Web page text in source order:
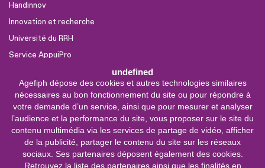
undefined
Agefiph dépose des cookies et autres technologies similaires
nécessaires au bon fonctionnement du site ou pour répondre à
votre demande d’un service, ainsi que pour mesurer et analyser
l’audience et la performance du site, vous proposer sur le site du
contenu multimédia via les services de partage de vidéo, afficher
de la publicité, partager le contenu du site sur les réseaux
sociaux. Ses partenaires déposent également des cookies.
Retrouvez la liste des partenaires ainsi que les finalités en
Handinnov
Innovation et recherche
Université du RRH
Service AppuiPro
Nous suivre
Youtube
Linkedin
Facebook